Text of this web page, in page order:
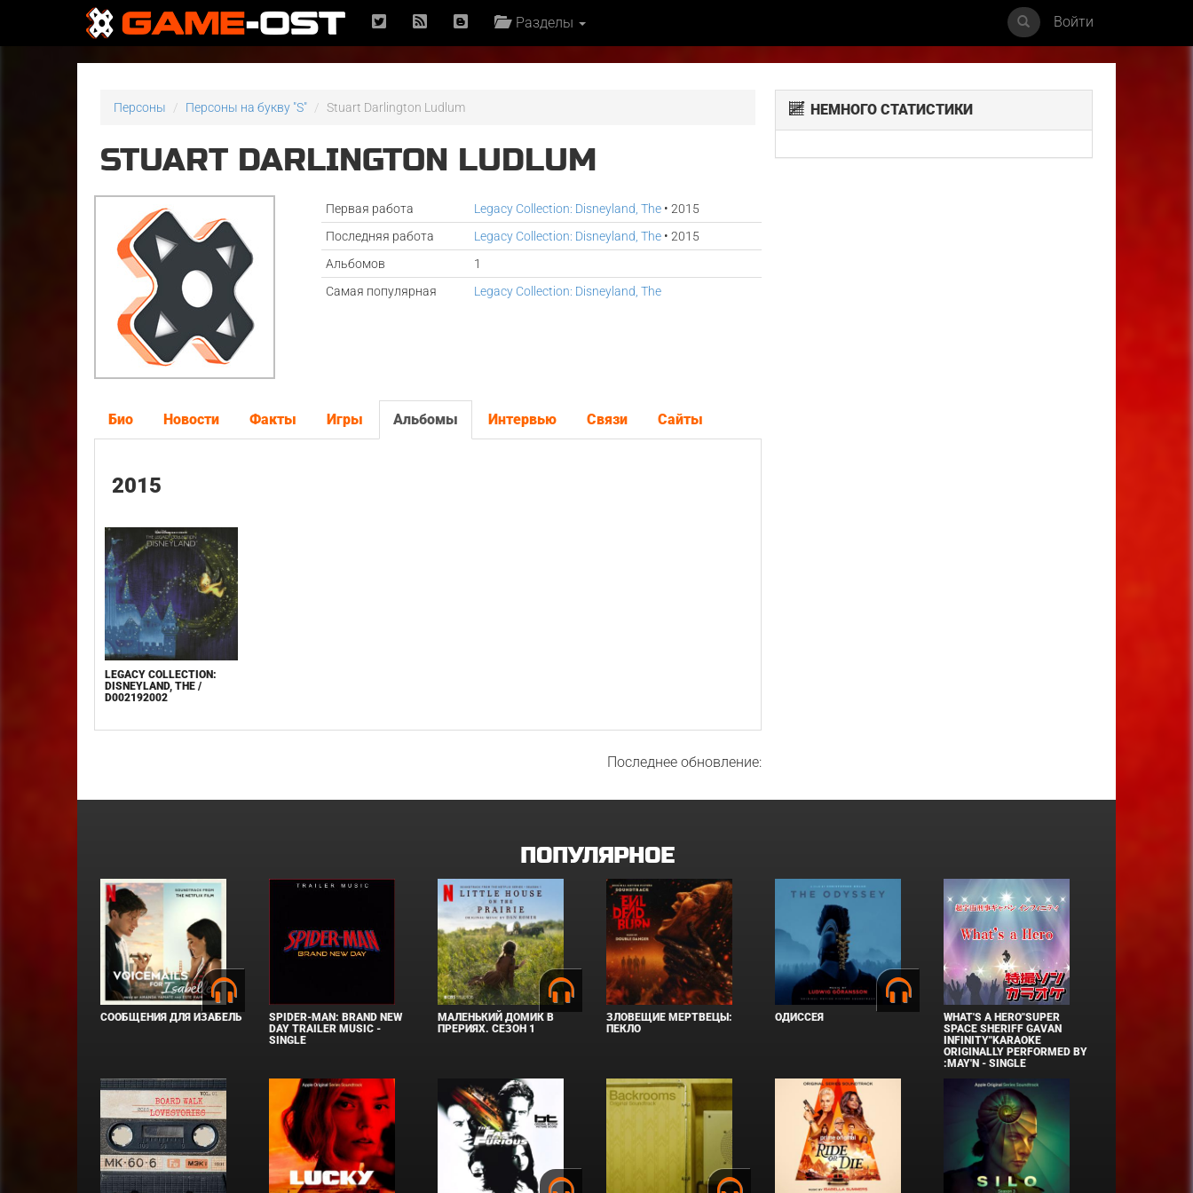
Разделы Войти
Персоны Персоны на букву "S" Stuart Darlington Ludlum
STUART DARLINGTON LUDLUM
Первая работа Legacy Collection: Disneyland, The• 2015
Последняя работа
Legacy Collection: Disneyland, The• 2015
Альбомов
1
Самая популярная
Legacy Collection: Disneyland, The
Био Новости Факты Игры Альбомы Интервью Связи Сайты
2015
LEGACY COLLECTION:
DISNEYLAND, THE /
D002192002
Последнее обновление:
НЕМНОГО СТАТИСТИКИ
ПОПУЛЯРНОЕ
СООБЩЕНИЯ ДЛЯ ИЗАБЕЛЬ
SPIDER-MAN: BRAND NEW
DAY TRAILER MUSIC -
SINGLE
МАЛЕНЬКИЙ ДОМИК В
ПРЕРИЯХ. СЕЗОН 1
ЗЛОВЕЩИЕ МЕРТВЕЦЫ:
ПЕКЛО
ОДИССЕЯ
WHAT'S A HERO"SUPER
SPACE SHERIFF GAVAN
INFINITY"KARAOKE
ORIGINALLY PERFORMED BY
:MAY'N - SINGLE